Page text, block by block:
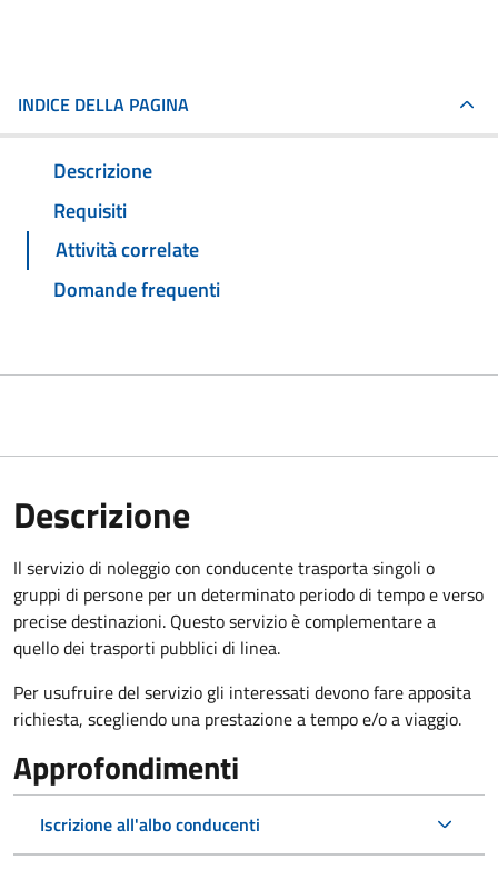
INDICE DELLA PAGINA
Descrizione
Requisiti
Attività correlate
Domande frequenti
Descrizione
Il servizio di noleggio con conducente trasporta singoli o
gruppi di persone per un determinato periodo di tempo e verso
precise destinazioni. Questo servizio è complementare a
quello dei trasporti pubblici di linea.
Per usufruire del servizio gli interessati devono fare apposita
richiesta, scegliendo una prestazione a tempo e/o a viaggio.
Approfondimenti
Iscrizione all'albo conducenti